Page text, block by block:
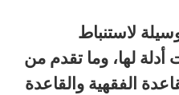
لاستنباط
أدلة لها، وما تقدم من
الفقهية والقاعدة